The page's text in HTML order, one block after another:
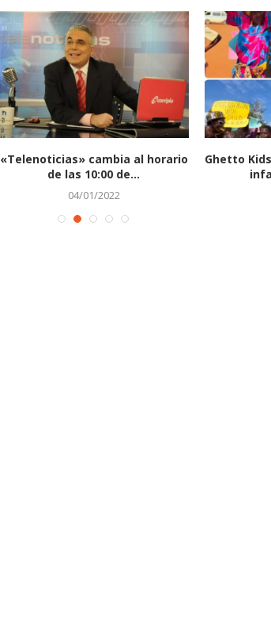
«Telenoticias» cambia al horario
de las 10:00 de...
04/01/2022
Ghetto